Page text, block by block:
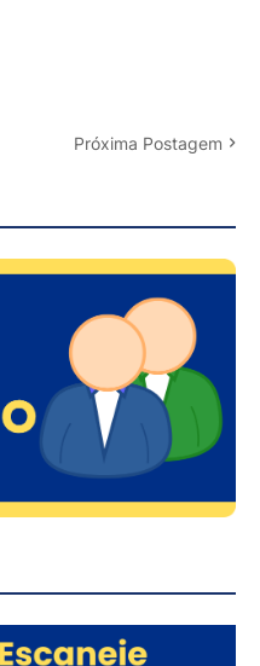
Próxima Postagem